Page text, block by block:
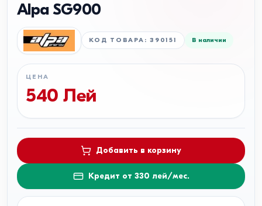
Alpa SG900
КОД ТОВАРА :390151 В наличии
ЦЕНА
540 Лей
Добавить в корзину
Кредит от 330 лей/мес.